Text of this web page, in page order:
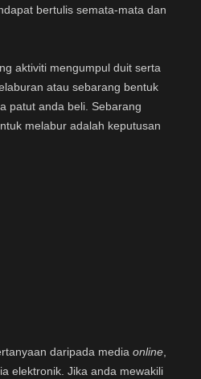
bertulis semata-mata dan
aktiviti mengumpul duit serta
atau sebarang bentuk
patut anda beli. Sebarang
melabur adalah keputusan
daripada media online
elektronik. Jika anda mewakili